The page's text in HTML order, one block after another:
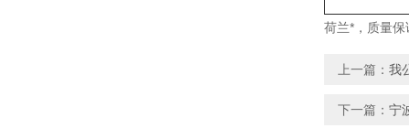
荷兰*，质量
上一篇： 我
下一篇： 宁